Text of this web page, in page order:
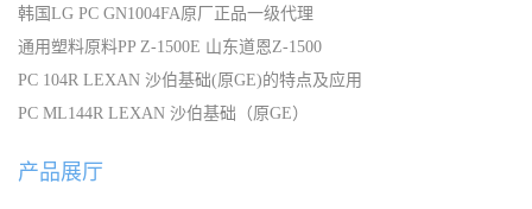
韩国LG PC GN1004FA原厂正品一级代理
通用塑料原料PP Z-1500E 山东道恩Z-1500
PC 104R LEXAN 沙伯基础(原GE)的特点及应用
PC ML144R LEXAN 沙伯基础（原GE）
产品展厅